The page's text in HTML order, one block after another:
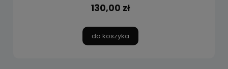
130,00 zł
do koszyka